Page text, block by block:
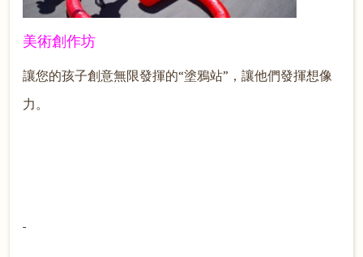
美術創作坊
讓您的孩子創意無限發揮的“塗鴉站”，讓他們發揮想像
力。